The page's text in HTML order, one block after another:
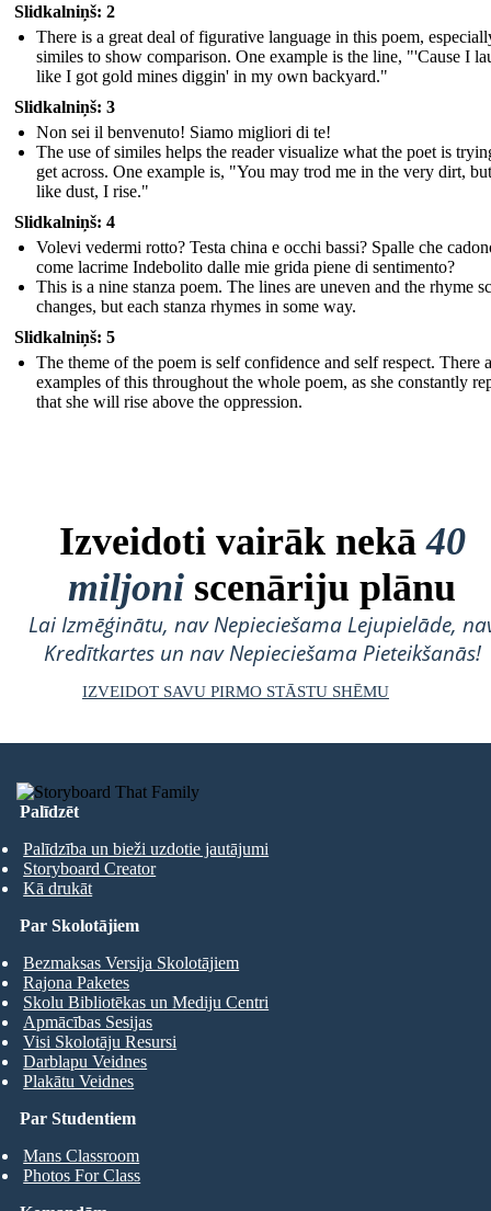
Slidkalniņš: 2
There is a great deal of figurative language in this poem,
similes to show comparison. One example is the line, "'Cause I
like I got gold mines diggin' in my own backyard."
Slidkalniņš: 3
Non sei il benvenuto! Siamo migliori di te!
The use of similes helps the reader visualize what the poet is
get across. One example is, "You may trod me in the very dirt,
like dust, I rise."
Slidkalniņš: 4
Volevi vedermi rotto? Testa china e occhi bassi? Spalle che
come lacrime Indebolito dalle mie grida piene di sentimento?
This is a nine stanza poem. The lines are uneven and the rhyme
changes, but each stanza rhymes in some way.
Slidkalniņš: 5
The theme of the poem is self confidence and self respect. There
examples of this throughout the whole poem, as she constantly
that she will rise above the oppression.
Izveidoti vairāk nekā40
miljoni scenāriju plānu
Lai Izmēģinātu, nav Nepieciešama Lejupielāde,
Kredītkartes un nav Nepieciešama Pieteikšanās!
IZVEIDOT SAVU PIRMO STĀSTU SHĒMU
Palīdzēt
Palīdzība un bieži uzdotie jautājumi
Storyboard Creator
Kā drukāt
Par Studentiem
Mans Classroom
Photos For Class
Par Skolotājiem
Bezmaksas Versija Skolotājiem
Rajona Paketes
Skolu Bibliotēkas un Mediju Centri
Apmācības Sesijas
Visi Skolotāju Resursi
Darblapu Veidnes
Plakātu Veidnes